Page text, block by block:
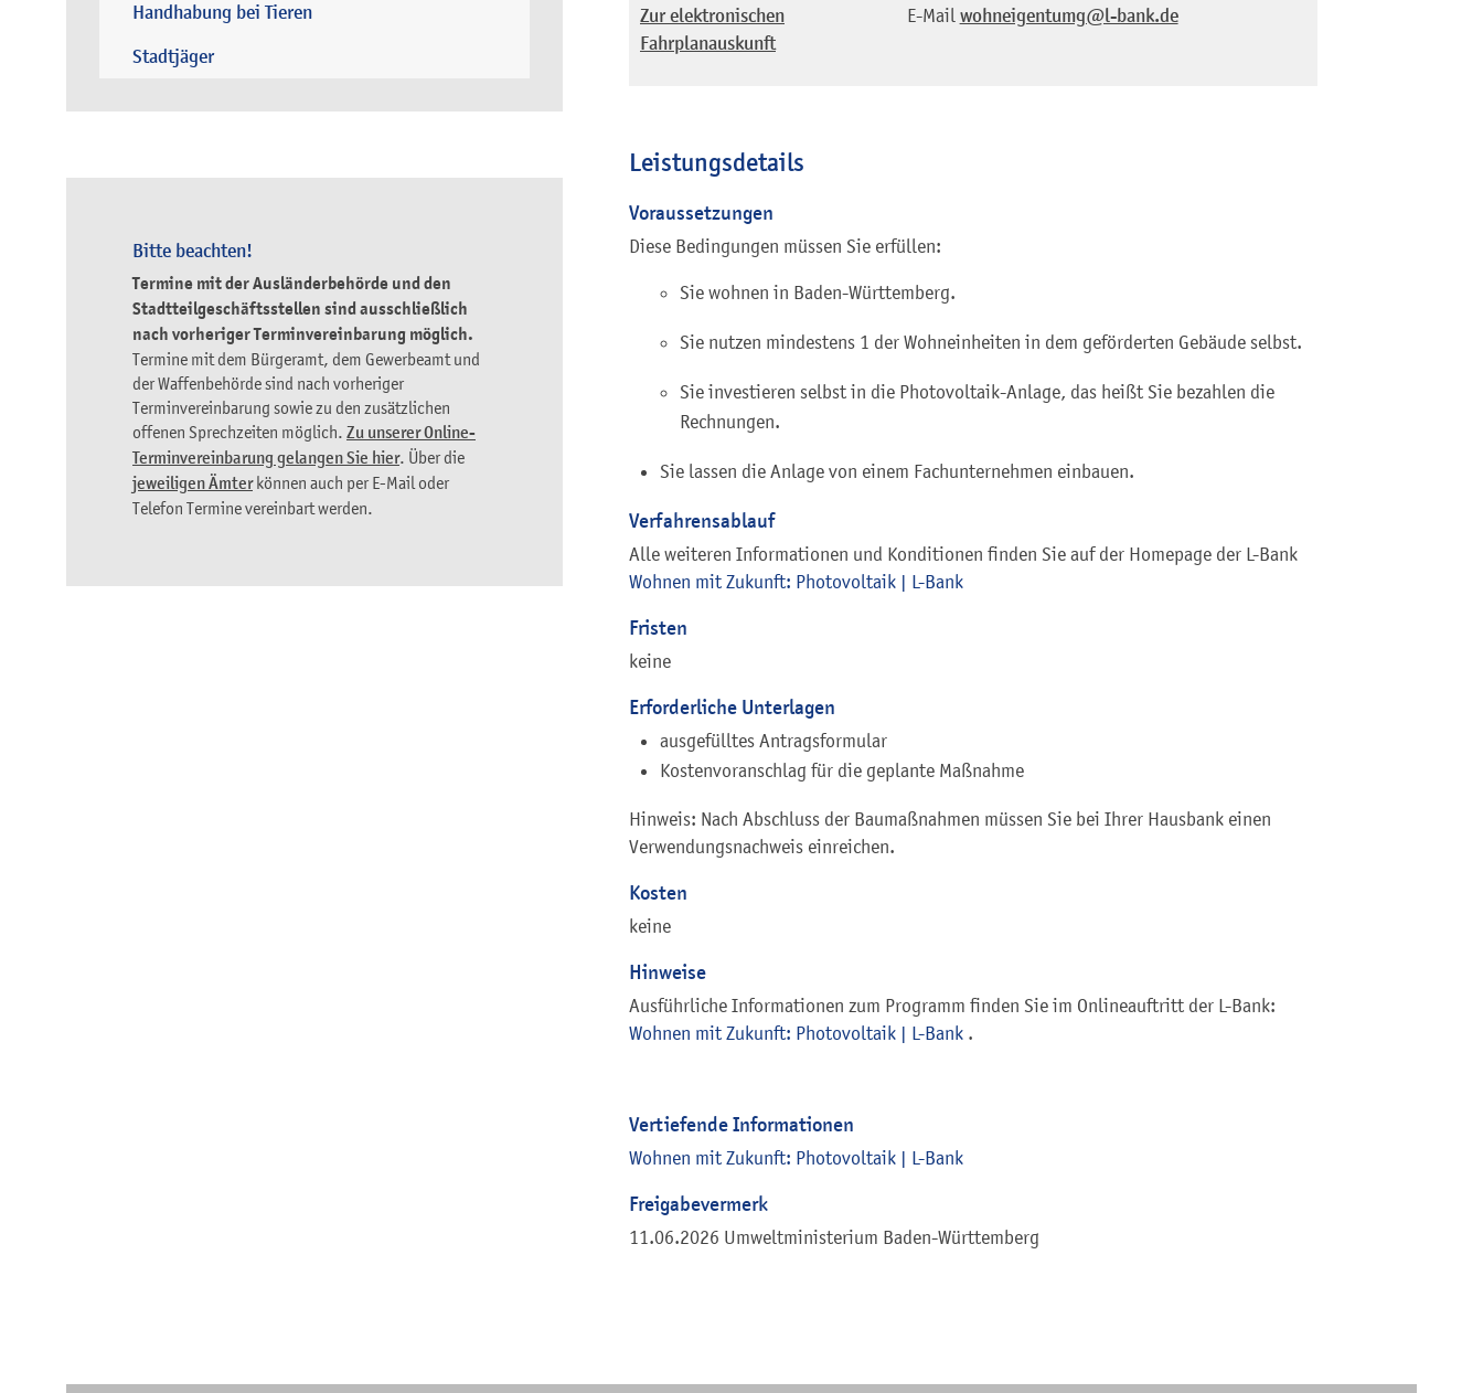
Handhabung bei Tieren
Stadtjäger
Bitte beachten!
Termine mit der Ausländerbehörde und den
Stadtteilgeschäftsstellen sind ausschließlich
nach vorheriger Terminvereinbarung möglich.
Termine mit dem Bürgeramt, dem Gewerbeamt und
der Waffenbehörde sind nach vorheriger
Terminvereinbarung sowie zu den zusätzlichen
offenen Sprechzeiten möglich. Zu unserer Online-
Terminvereinbarung gelangen Sie hier. Über die
jeweiligen Ämterkönnen auch per E-Mail oder
Telefon Termine vereinbart werden.
Zur elektronischen
Fahrplanauskunft
E-Mail wohneigentumg@l-bank.de
Leistungsdetails
Voraussetzungen
Diese Bedingungen müssen Sie erfüllen:
Sie wohnen in Baden-Württemberg.
Sie nutzen mindestens 1 der Wohneinheiten in dem geförderten Gebäude selbst.
Sie investieren selbst in die Photovoltaik-Anlage, das heißt Sie bezahlen die
Rechnungen.
Sie lassen die Anlage von einem Fachunternehmen einbauen.
Verfahrensablauf
Alle weiteren Informationen und Konditionen finden Sie auf der Homepage der L-Bank
Wohnen mit Zukunft: Photovoltaik | L-Bank
Fristen
keine
Erforderliche Unterlagen
ausgefülltes Antragsformular
Kostenvoranschlag für die geplante Maßnahme
Hinweis: Nach Abschluss der Baumaßnahmen müssen Sie bei Ihrer Hausbank einen
Verwendungsnachweis einreichen.
Kosten
keine
Hinweise
Ausführliche Informationen zum Programm finden Sie im Onlineauftritt der L-Bank:
Wohnen mit Zukunft: Photovoltaik | L-Bank .
Vertiefende Informationen
Wohnen mit Zukunft: Photovoltaik | L-Bank
Freigabevermerk
11.06.2026 Umweltministerium Baden-Württemberg